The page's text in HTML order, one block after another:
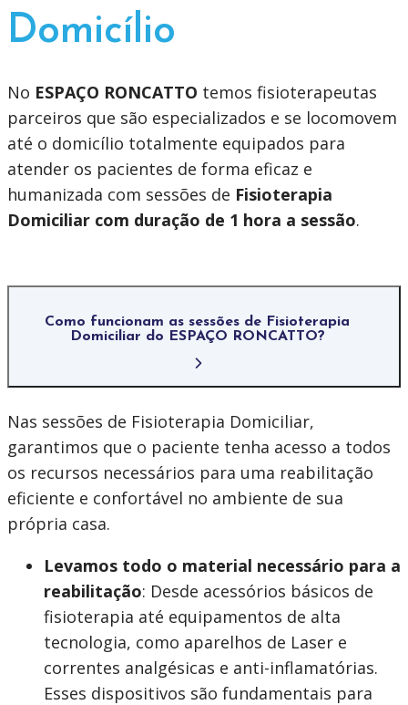
Domicílio
No ESPAÇO RONCATTO temos fisioterapeutas
parceiros que são especializados e se locomovem
até o domicílio totalmente equipados para
atender os pacientes de forma eficaz e
humanizada com sessões de Fisioterapia
Domiciliar com duração de 1 hora a sessão.
Como funcionam as sessões de Fisioterapia
Domiciliar do ESPAÇO RONCATTO?
Nas sessões de Fisioterapia Domiciliar,
garantimos que o paciente tenha acesso a todos
os recursos necessários para uma reabilitação
eficiente e confortável no ambiente de sua
própria casa.
Levamos todo o material necessário para a
reabilitação: Desde acessórios básicos de
fisioterapia até equipamentos de alta
tecnologia, como aparelhos de Laser e
correntes analgésicas e anti-inflamatórias.
Esses dispositivos são fundamentais para